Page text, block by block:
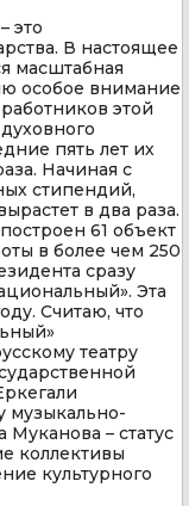
это
В настоящее
масштабная
особое внимание
этой
пять лет их
Начиная с
стипендий,
в два раза.
61 объект
в более чем 250
сразу
Эта
Считаю, что
театру
музыкально-
Муканова – статус
коллективы
культурного